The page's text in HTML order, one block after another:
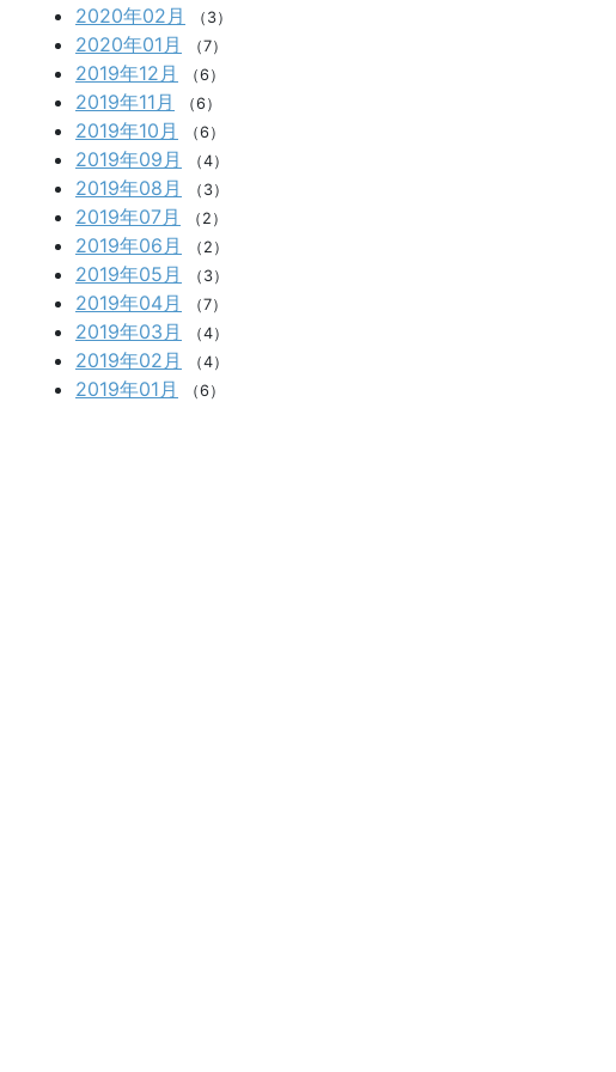
2020年02月 （3）
2020年01月 （7）
2019年12月 （6）
2019年11月 （6）
2019年10月 （6）
2019年09月 （4）
2019年08月 （3）
2019年07月 （2）
2019年06月 （2）
2019年05月 （3）
2019年04月 （7）
2019年03月 （4）
2019年02月 （4）
2019年01月 （6）